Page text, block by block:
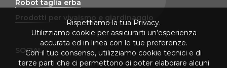
Robot taglia erba
Prodotti per vivaismo e giardinaggio
SOCIAL
Rispettiamo la tua Privacy.
Utilizziamo cookie per assicurarti un’esperienza
accurata ed in linea con le tue preferenze.
Con il tuo consenso, utilizziamo cookie tecnici e di
terze parti che ci permettono di poter elaborare alcuni